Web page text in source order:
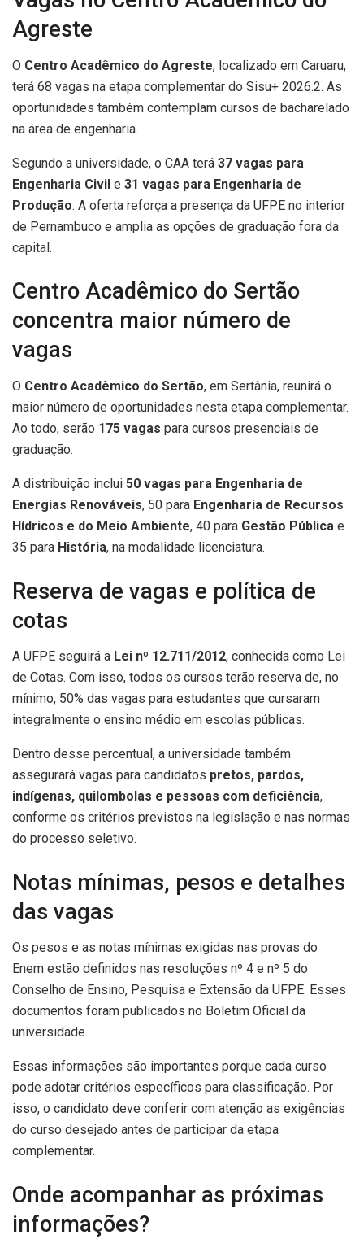
Agreste
O Centro Acadêmico do Agreste, localizado em Caruaru,
terá 68 vagas na etapa complementar do Sisu+ 2026.2. As
oportunidades também contemplam cursos de bacharelado
na área de engenharia.
Segundo a universidade, o CAA terá 37 vagas para
Engenharia Civil e 31 vagas para Engenharia de
Produção. A oferta reforça a presença da UFPE no interior
de Pernambuco e amplia as opções de graduação fora da
capital.
Centro Acadêmico do Sertão
concentra maior número de
vagas
O Centro Acadêmico do Sertão, em Sertânia, reunirá o
maior número de oportunidades nesta etapa complementar.
Ao todo, serão 175 vagas para cursos presenciais de
graduação.
A distribuição inclui 50 vagas para Engenharia de
Energias Renováveis, 50 para Engenharia de Recursos
Hídricos e do Meio Ambiente, 40 para Gestão Pública e
35 para História, na modalidade licenciatura.
Reserva de vagas e política de
cotas
A UFPE seguirá a Lei nº 12.711/2012, conhecida como Lei
de Cotas. Com isso, todos os cursos terão reserva de, no
mínimo, 50% das vagas para estudantes que cursaram
integralmente o ensino médio em escolas públicas.
Dentro desse percentual, a universidade também
assegurará vagas para candidatos pretos, pardos,
indígenas, quilombolas e pessoas com deficiência,
conforme os critérios previstos na legislação e nas normas
do processo seletivo.
Notas mínimas, pesos e detalhes
das vagas
Os pesos e as notas mínimas exigidas nas provas do
Enem estão definidos nas resoluções nº 4 e nº 5 do
Conselho de Ensino, Pesquisa e Extensão da UFPE. Esses
documentos foram publicados no Boletim Oficial da
universidade.
Essas informações são importantes porque cada curso
pode adotar critérios específicos para classificação. Por
isso, o candidato deve conferir com atenção as exigências
do curso desejado antes de participar da etapa
complementar.
Onde acompanhar as próximas
informações?